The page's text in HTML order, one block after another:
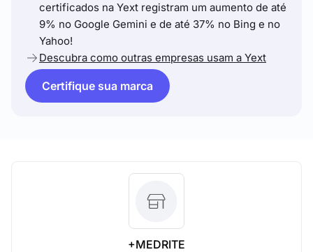
certificados na Yext registram um aumento de até
9% no Google Gemini e de até 37% no Bing e no
Yahoo!
Descubra como outras empresas usam a Yext
Certifique sua marca
+MEDRITE